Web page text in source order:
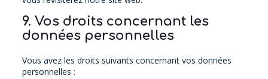
9. Vos droits concernant les
données personnelles
Vous avez les droits suivants concernant vos données
personnelles :